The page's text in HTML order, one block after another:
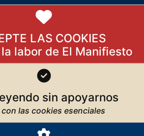
LAS COOKIES
sin apoyarnos
con cara de tonto que ríe sus propios
sus invitados porque considera mucho